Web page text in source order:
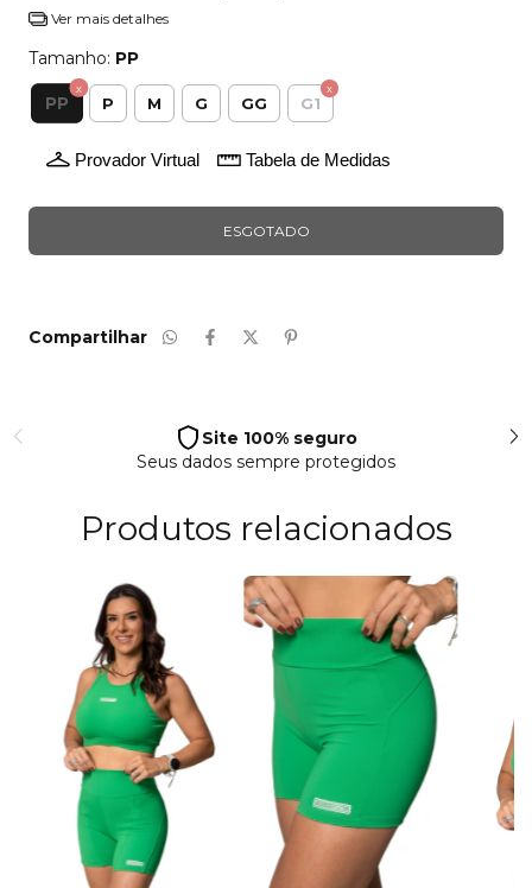
Ver mais detalhes
Tamanho: PP
PP P M G GG G1
Provador Virtual Tabela de Medidas
Compartilhar
Site 100% seguro
Seus dados sempre protegidos
Produtos relacionados